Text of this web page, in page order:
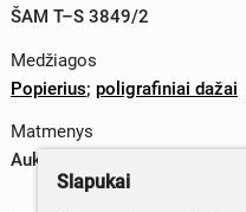
ŠAM T–S 3849/2
Medžiagos
Popierius; poligrafiniai dažai
Matmenys
Aukštis x plotis – 9 x 15 cm
Slapukai